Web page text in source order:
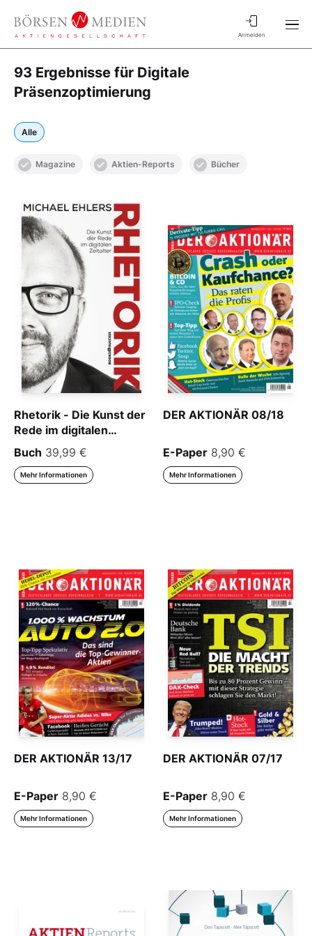
Anmelden
93 Ergebnisse für Digitale
Präsenzoptimierung
Alle
Magazine Aktien-Reports Bücher
Rhetorik - Die Kunst der
Rede im digitalen
Zeitalter
Buch 39,99 €
Mehr Informationen
DER AKTIONÄR 08/18
E-Paper 8,90 €
Mehr Informationen
DER AKTIONÄR 13/17
E-Paper 8,90 €
Mehr Informationen
DER AKTIONÄR 07/17
E-Paper 8,90 €
Mehr Informationen